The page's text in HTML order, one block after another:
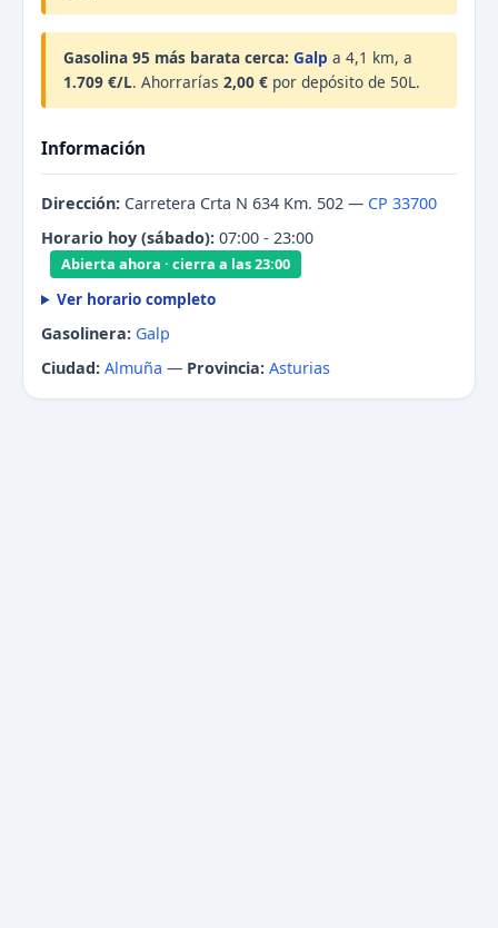
Gasolina 95 más barata cerca: Galp a 4,1 km, a
1.709 €/L. Ahorrarías 2,00 € por depósito de 50L.
Información
Dirección: Carretera Crta N 634 Km. 502 — CP 33700
Horario hoy (sábado): 07:00 - 23:00
Abierta ahora · cierra a las 23:00
Ver horario completo
Gasolinera: Galp
Ciudad: Almuña — Provincia: Asturias